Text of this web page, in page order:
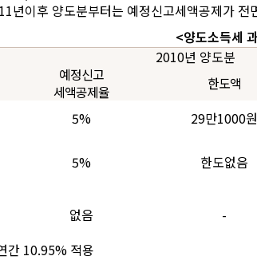
이후 양도분부터는 예정신고세액공제가 전
<양도소득세
2010년 양도분
예정신고
세액공제율
한도액
5% 29만1000원
5% 한도없음
없음 -
간 10.95% 적용